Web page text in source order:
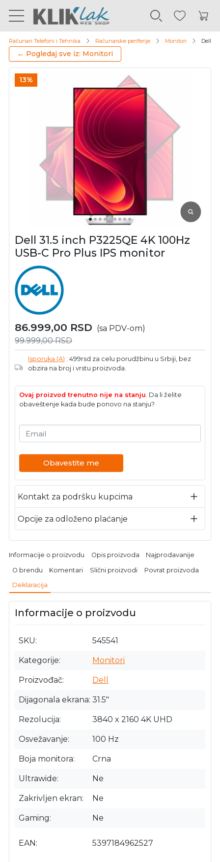
Računari Telefoni i Tehnika Računarske periferije Monitori Dell
← Pogledaj sve iz: Monitori
13%
Dell 31.5 inch P3225QE 4K 100Hz
USB-C Pro Plus IPS monitor
86.999,00 RSD (sa PDV-om)
99.999,00RSD
Isporuka (A) : 499rsd za celu porudžbinu u Srbiji, bez
obzira na broj i vrstu proizvoda.
Ovaj proizvod trenutno nije na stanju. Da li želite
obaveštenje kada bude ponovo na stanju?
Email
Obavestite me
Kontakt za podršku kupcima
Opcije za odloženo plaćanje
Informacije o proizvodu Opis proizvoda Najprodavanije
O brendu Komentari Slični proizvodi Povrat proizvoda
Deklaracija
Informacije o proizvodu
SKU 545541
Kategorije Monitori
Proizvođač Dell
Dijagonala ekrana 31.5"
Rezolucija 3840 x 2160 4K UHD
Osvežavanje 100 Hz
Boja monitora Crna
Ultrawide Ne
Zakrivljen ekran Ne
Gaming Ne
EAN 5397184962527